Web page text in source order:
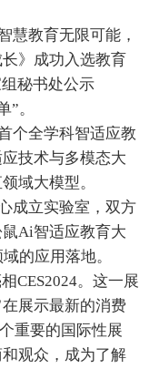
慧教育无限可能，
》成功入选教育
秘书处公示
。
个全学科智适应教
技术与多模态大
域大模型。
成立实验室，双方
Ai智适应教育大
的应用落地。
CES2024。这一展
展示最新的消费
重要的国际性展
观众，成为了解